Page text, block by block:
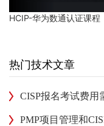
HCIP-华为数通认证课程
热门技术文章
CISP报名考试费用
PMP项目管理和